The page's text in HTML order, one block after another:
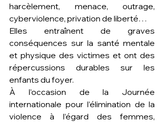
harcèlement, menace, outrage,
cyberviolence, privation de liberté…
Elles entraînent de graves
conséquences sur la santé mentale
et physique des victimes et ont des
répercussions durables sur les
enfants du foyer.
À l’occasion de la Journée
internationale pour l’élimination de la
violence à l’égard des femmes,